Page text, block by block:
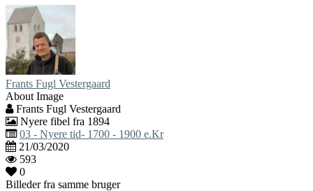
Frants Fugl Vestergaard
About Image
Frants Fugl Vestergaard
Nyere fibel fra 1894
03 - Nyere tid- 1700 - 1900 e.Kr
21/03/2020
593
0
Billeder fra samme bruger